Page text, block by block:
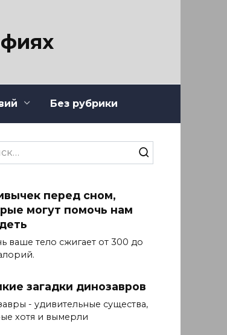
Без рубрики
перед сном,
могут помочь нам
ваше тело сжигает от 300 до
загадки динозавров
- удивительные существа,
хотя и вымерли